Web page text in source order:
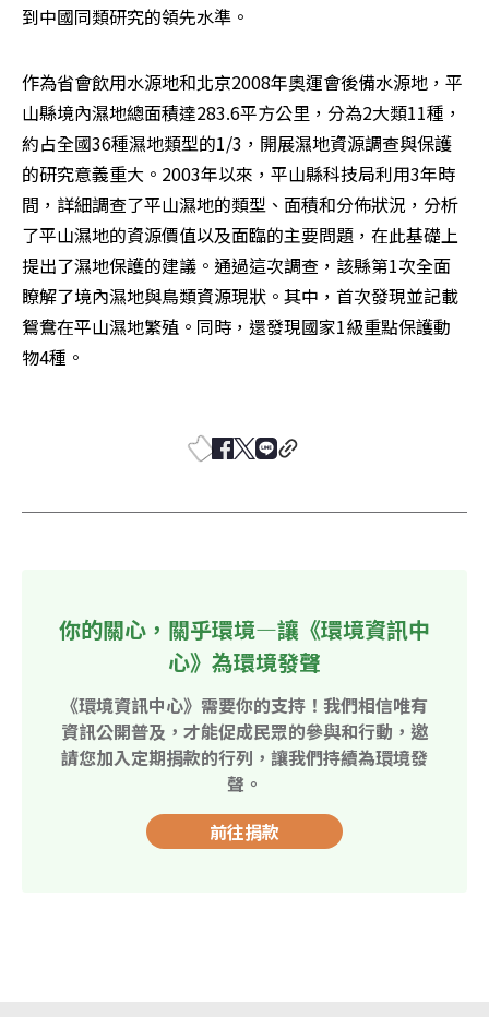
到中國同類研究的領先水準。
作為省會飲用水源地和北京2008年奧運會後備水源地，平
山縣境內濕地總面積達283.6平方公里，分為2大類11種，
約占全國36種濕地類型的1/3，開展濕地資源調查與保護
的研究意義重大。2003年以來，平山縣科技局利用3年時
間，詳細調查了平山濕地的類型、面積和分佈狀況，分析
了平山濕地的資源價值以及面臨的主要問題，在此基礎上
提出了濕地保護的建議。通過這次調查，該縣第1次全面
瞭解了境內濕地與鳥類資源現狀。其中，首次發現並記載
鴛鴦在平山濕地繁殖。同時，還發現國家1級重點保護動
物4種。
你的關心，關乎環境—讓《環境資訊中
心》為環境發聲
《環境資訊中心》需要你的支持！我們相信唯有
資訊公開普及，才能促成民眾的參與和行動，邀
請您加入定期捐款的行列，讓我們持續為環境發
聲。
前往捐款